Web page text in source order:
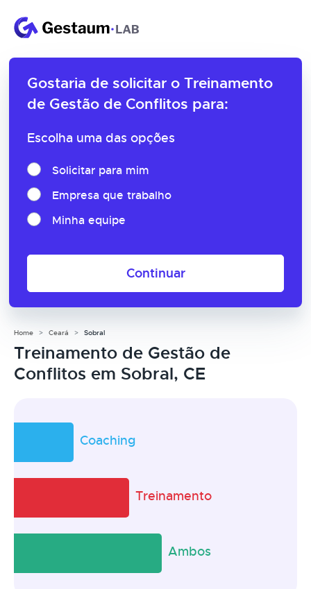
Gostaria de solicitar o Treinamento
de Gestão de Conflitos para:
Escolha uma das opções
Solicitar para mim
Empresa que trabalho
Minha equipe
Continuar
Home Ceará Sobral
Treinamento de Gestão de
Conflitos em Sobral, CE